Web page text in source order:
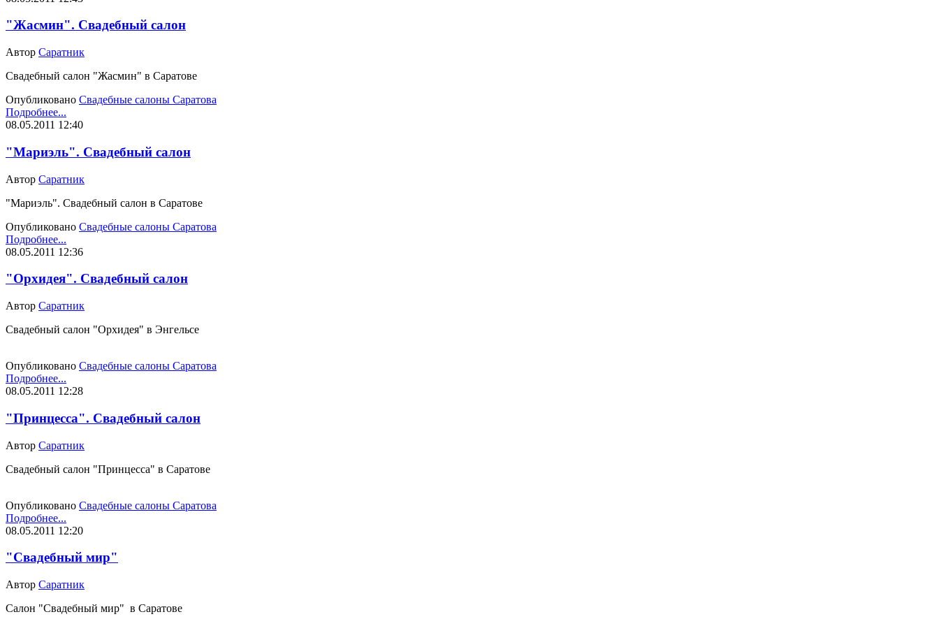
"Жасмин". Свадебный салон
Автор Саратник
Свадебный салон "Жасмин" в Саратове
Опубликовано Свадебные салоны Саратова
Подробнее...
08.05.2011 12:40
"Мариэль". Свадебный салон
Автор Саратник
"Мариэль". Свадебный салон в Саратове
Опубликовано Свадебные салоны Саратова
Подробнее...
08.05.2011 12:36
"Орхидея". Свадебный салон
Автор Саратник
Свадебный салон "Орхидея" в Энгельсе
Опубликовано Свадебные салоны Саратова
Подробнее...
08.05.2011 12:28
"Принцесса". Свадебный салон
Автор Саратник
Свадебный салон "Принцесса" в Саратове
Опубликовано Свадебные салоны Саратова
Подробнее...
08.05.2011 12:20
"Свадебный мир"
Автор Саратник
Салон "Свадебный мир" в Саратове